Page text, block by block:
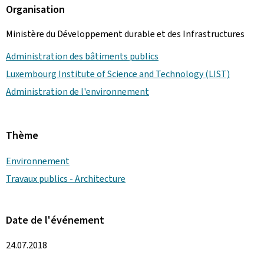
Organisation
Ministère du Développement durable et des Infrastructures
Administration des bâtiments publics
Luxembourg Institute of Science and Technology (LIST)
Administration de l'environnement
Thème
Environnement
Travaux publics - Architecture
Date de l'événement
24.07.2018